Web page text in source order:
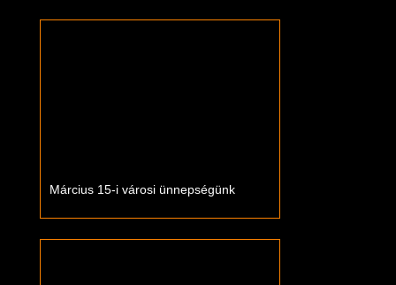
Március 15-i városi ünnepségünk